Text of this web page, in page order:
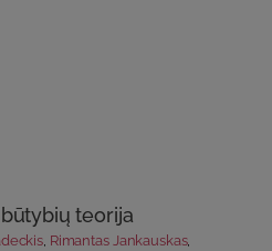
teorija
, Rimantas Jankauskas,